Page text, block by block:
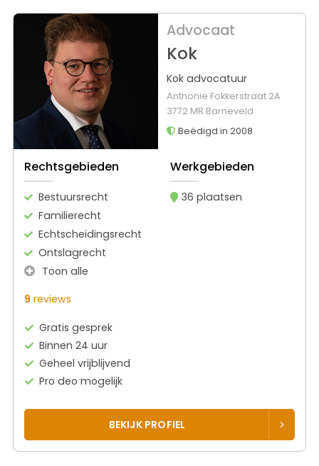
Advocaat
Kok
Kok advocatuur
Anthonie Fokkerstraat 2A
3772 MR Barneveld
Beëdigd in 2008
Rechtsgebieden
Bestuursrecht
Familierecht
Echtscheidingsrecht
Ontslagrecht
Toon alle
Werkgebieden
36 plaatsen
9 reviews
Gratis gesprek
Binnen 24 uur
Geheel vrijblijvend
Pro deo mogelijk
BEKIJK PROFIEL